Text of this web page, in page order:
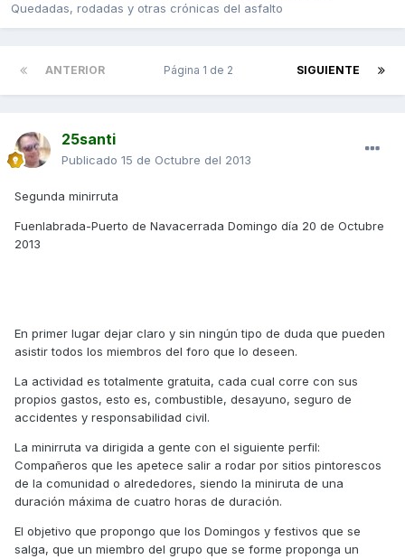
Quedadas, rodadas y otras crónicas del asfalto
ANTERIOR SIGUIENTE
Página 1 de 2
25santi
Publicado 15 de Octubre del 2013
Segunda minirruta
Fuenlabrada-Puerto de Navacerrada Domingo día 20 de Octubre
2013
En primer lugar dejar claro y sin ningún tipo de duda que pueden
asistir todos los miembros del foro que lo deseen.
La actividad es totalmente gratuita, cada cual corre con sus
propios gastos, esto es, combustible, desayuno, seguro de
accidentes y responsabilidad civil.
La minirruta va dirigida a gente con el siguiente perfil:
Compañeros que les apetece salir a rodar por sitios pintorescos
de la comunidad o alrededores, siendo la miniruta de una
duración máxima de cuatro horas de duración.
El objetivo que propongo que los Domingos y festivos que se
salga, que un miembro del grupo que se forme proponga un